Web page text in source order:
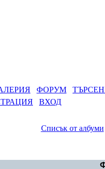
ФОРУМ
ВХОД
Списък от албуми